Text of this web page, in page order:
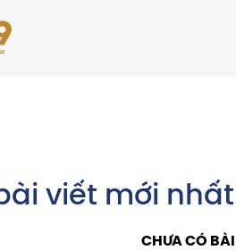
viết mới nhất
CHƯA CÓ